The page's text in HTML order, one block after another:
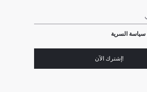
السرية
!إشترك الآن